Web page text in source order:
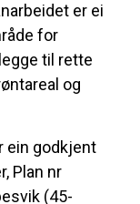
er ei
for
til rette
og
ein godkjent
Plan nr
(45-